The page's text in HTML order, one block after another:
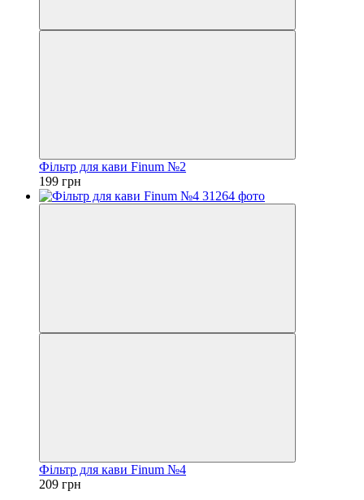
Фільтр для кави Finum №2
199 грн
Фільтр для кави Finum №4
209 грн